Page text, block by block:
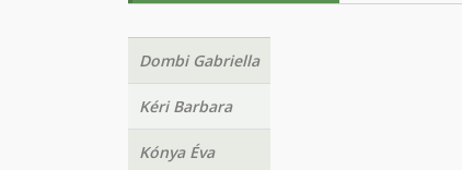
Dombi Gabriella
Kéri Barbara
Kónya Éva